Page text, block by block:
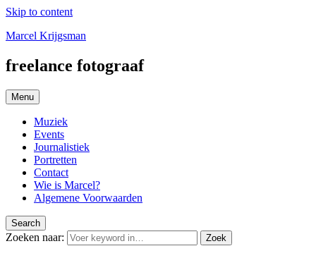
Skip to content
Marcel Krijgsman
freelance fotograaf
Menu
Muziek
Events
Journalistiek
Portretten
Contact
Wie is Marcel?
Algemene Voorwaarden
Search
Zoeken naar: Zoek